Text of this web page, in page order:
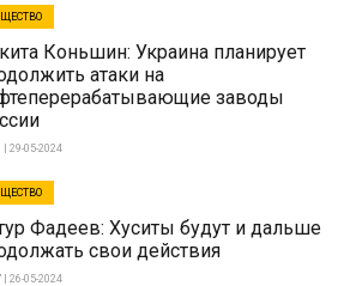
Коньшин: Украина планирует
атаки на
заводы
| 29-05-2024
Фадеев: Хуситы будут и дальше
свои действия
| 26-05-2024